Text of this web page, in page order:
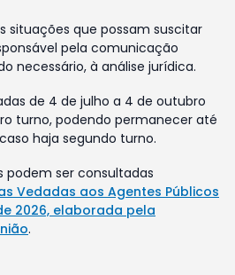
situações que possam suscitar
pela comunicação
necessário, à análise jurídica.
de 4 de julho a 4 de outubro
turno, podendo permanecer até
haja segundo turno.
podem ser consultadas
Vedadas aos Agentes Públicos
2026, elaborada pela
.